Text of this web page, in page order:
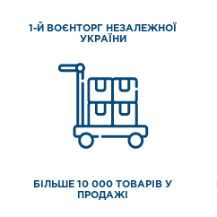
1-Й ВОЄНТОРГ НЕЗАЛЕЖНОЇ
УКРАЇНИ
БІЛЬШЕ 10 000 ТОВАРІВ У
ПРОДАЖІ